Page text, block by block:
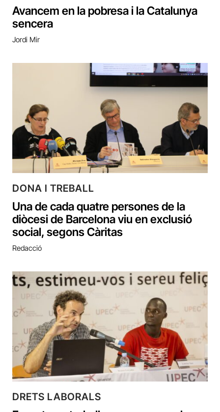
Avancem en la pobresa i la Catalunya
sencera
Jordi Mir
DONA I TREBALL
Una de cada quatre persones de la
diòcesi de Barcelona viu en exclusió
social, segons Càritas
Redacció
DRETS LABORALS